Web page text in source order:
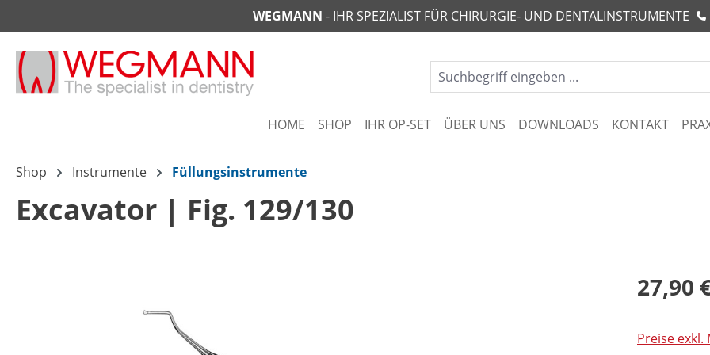
Zur Hauptnavigation springenWEGMANN - IHR SPEZIALIST FÜR CHIRURGIE- UND DENTALINSTRUMENTE
HOME SHOP IHR OP-SET ÜBER UNS DOWNLOADS KONTAKT
Shop Instrumente Füllungsinstrumente
Excavator | Fig. 129/130
27,90
Preise exkl.